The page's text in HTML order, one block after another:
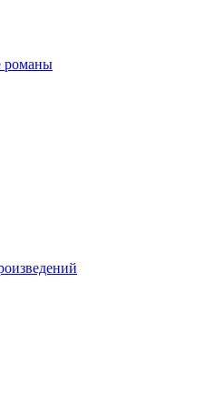
романы